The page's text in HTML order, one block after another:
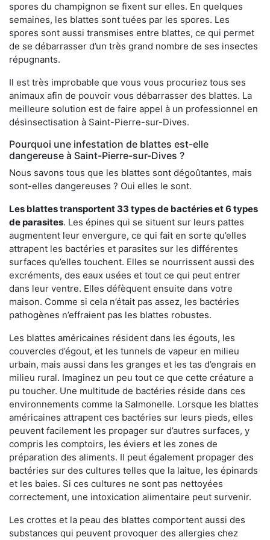
spores du champignon se fixent sur elles. En quelques
semaines, les blattes sont tuées par les spores. Les
spores sont aussi transmises entre blattes, ce qui permet
de se débarrasser d’un très grand nombre de ses insectes
répugnants.
Il est très improbable que vous vous procuriez tous ses
animaux afin de pouvoir vous débarrasser des blattes. La
meilleure solution est de faire appel à un professionnel en
désinsectisation à Saint-Pierre-sur-Dives.
Pourquoi une infestation de blattes est-elle
dangereuse à Saint-Pierre-sur-Dives ?
Nous savons tous que les blattes sont dégoûtantes, mais
sont-elles dangereuses ? Oui elles le sont.
Les blattes transportent 33 types de bactéries et 6 types
de parasites. Les épines qui se situent sur leurs pattes
augmentent leur envergure, ce qui fait en sorte qu’elles
attrapent les bactéries et parasites sur les différentes
surfaces qu’elles touchent. Elles se nourrissent aussi des
excréments, des eaux usées et tout ce qui peut entrer
dans leur ventre. Elles défèquent ensuite dans votre
maison. Comme si cela n’était pas assez, les bactéries
pathogènes n’effraient pas les blattes robustes.
Les blattes américaines résident dans les égouts, les
couvercles d’égout, et les tunnels de vapeur en milieu
urbain, mais aussi dans les granges et les tas d’engrais en
milieu rural. Imaginez un peu tout ce que cette créature a
pu toucher. Une multitude de bactéries réside dans ces
environnements comme la Salmonelle. Lorsque les blattes
américaines attrapent ces bactéries sur leurs pieds, elles
peuvent facilement les propager sur d’autres surfaces, y
compris les comptoirs, les éviers et les zones de
préparation des aliments. Il peut également propager des
bactéries sur des cultures telles que la laitue, les épinards
et les baies. Si ces cultures ne sont pas nettoyées
correctement, une intoxication alimentaire peut survenir.
Les crottes et la peau des blattes comportent aussi des
substances qui peuvent provoquer des allergies chez